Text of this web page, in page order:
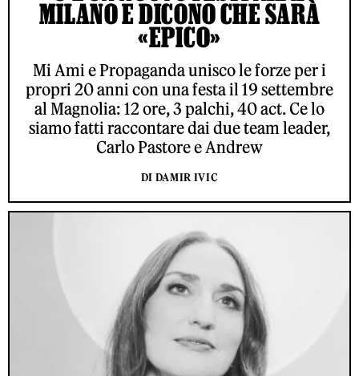
MILANO E DICONO CHE SARÀ
«EPICO»
Mi Ami e Propaganda unisco le forze per i
propri 20 anni con una festa il 19 settembre
al Magnolia: 12 ore, 3 palchi, 40 act. Ce lo
siamo fatti raccontare dai due team leader,
Carlo Pastore e Andrew
DI DAMIR IVIC